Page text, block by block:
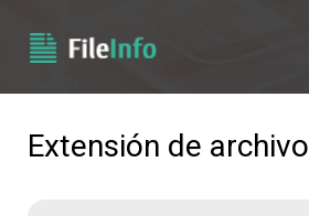
Extensión de archivo